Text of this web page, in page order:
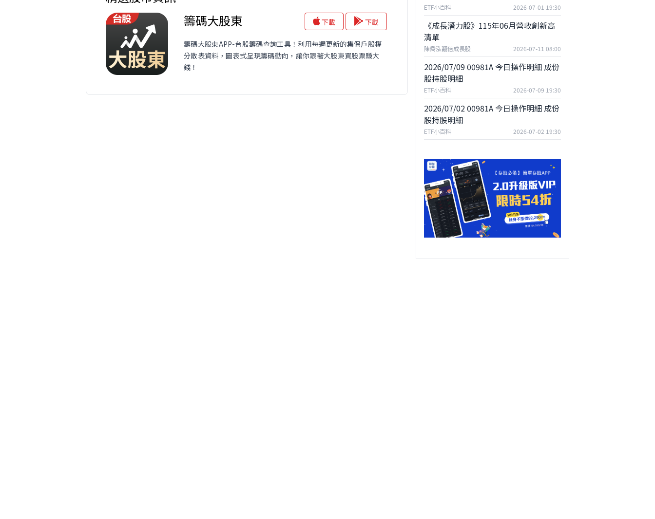
籌碼大股東
下載 下載
籌碼大股東APP-台股籌碼查詢工具！利用每週更新的集保戶股權
分散表資料，圖表式呈現籌碼動向，讓你跟著大股東買股票賺大
錢！
ETF小百科 2026-07-01 19:30
《成長潛力股》115年06月營收創新高
清單
陳喬泓翻倍成長股 2026-07-11 08:00
2026/07/09 00981A 今日操作明細 成份
股持股明細
ETF小百科 2026-07-09 19:30
2026/07/02 00981A 今日操作明細 成份
股持股明細
ETF小百科 2026-07-02 19:30